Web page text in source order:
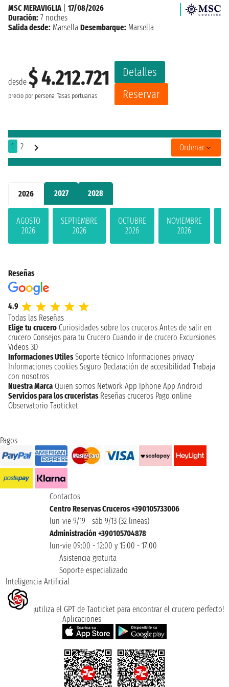
2026 2027 2028
AGOSTO
2026
SEPTIEMBRE
2026
OCTUBRE
2026
NOVIEMBRE
2026
desde $ 4.212.721
precio por persona Tasas portuarias
Detalles
Reservar
MSC MERAVIGLIA
17/08/2026
Duración: 7 noches
Salida desde: Marsella Desembarque: Marsella
1 2 Ordenar
Reseñas
4.9
Todas las Reseñas
Elige tu crucero Curiosidades sobre los cruceros Antes de salir en
crucero Consejos para tu Crucero Cuando ir de crucero Excursiones
Videos 3D
Informaciones Utiles Soporte técnico Informaciones privacy
Informaciones cookies Seguro Declaración de accesibilidad Trabaja
con nosotros
Nuestra Marca Quien somos Network App Iphone App Android
Servicios para los cruceristas Reseñas cruceros Pago online
Observatorio Taoticket
Pagos
Contactos
Centro Reservas Cruceros +390105733006
lun-vie 9/19 - sáb 9/13 (32 lineas)
Administración +390105704878
lun-vie 09:00 - 12:00 y 15:00 - 17:00
Asistencia gratuita
Soporte especializado
Inteligencia Artificial
¡utiliza el GPT de Taoticket para encontrar el crucero perfecto!
Aplicaciones